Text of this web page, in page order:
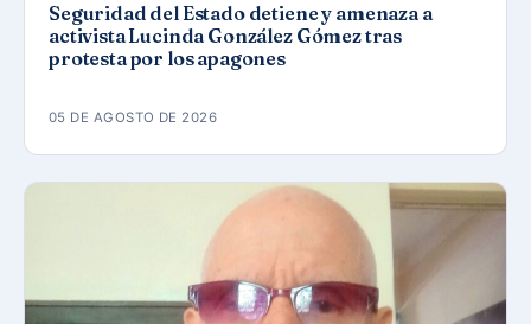
Seguridad del Estado detiene y amenaza a
activista Lucinda González Gómez tras
protesta por los apagones
05 DE AGOSTO DE 2026